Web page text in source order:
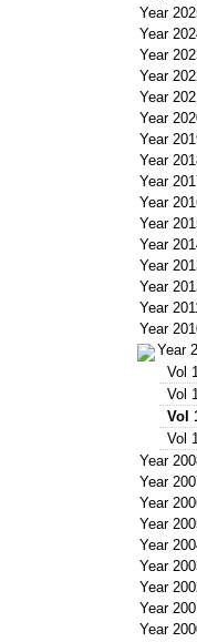
Year
Year
Year
Year
Year
Year
Year
Year
Year
Year
Year
Year
Year
Year
Year
Year
Year
Vol
Vol
Vol
Vol
Year
Year
Year
Year
Year
Year
Year
Year
Year